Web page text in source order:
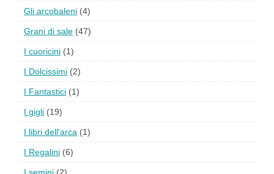
Gli arcobaleni (4)
Grani di sale (47)
I cuoricini (1)
I Dolcissimi (2)
I Fantastici (1)
I gigli (19)
I libri dell'arca (1)
I Regalini (6)